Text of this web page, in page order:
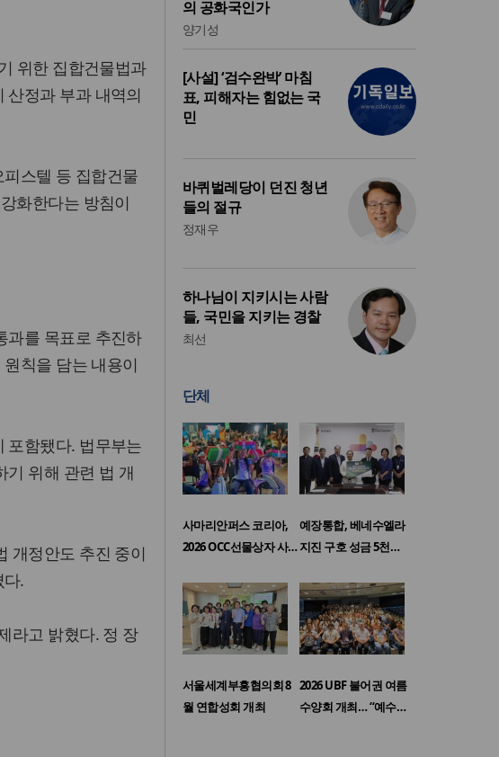
위한 집합건물법과
정과 부과 내역의
스텔 등 집합건물
화한다는 방침이
과를 목표로 추진하
칙을 담는 내용이
포함됐다. 법무부는
기 위해 관련 법 개
개정안도 추진 중이
.
라고 밝혔다. 정 장
의 공화국인가
양기성
[사설] ‘검수완박’ 마침
표, 피해자는 힘없는 국
민
바퀴벌레당이 던진 청년
들의 절규
정재우
하나님이 지키시는 사람
들, 국민을 지키는 경찰
최선
단체
사마리안퍼스 코리아,
2026 OCC선물상자 사…
예장통합, 베네수엘라
지진 구호 성금 5천…
서울세계부흥협의회 8
월 연합성회 개최
2026 UBF 불어권 여름
수양회 개최… “예수…